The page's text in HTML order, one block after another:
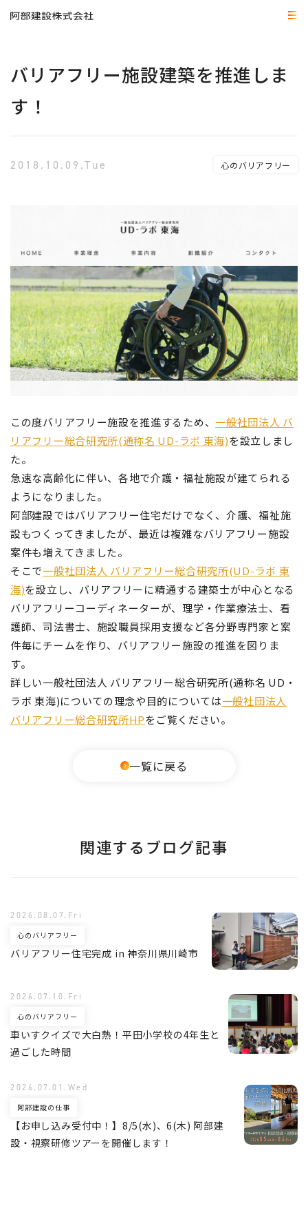
バリアフリー施設建築を推進しま
す！
2018.10.09.Tue 心のバリアフリー
この度バリアフリー施設を推進するため、 一般社団法人 バ
リアフリー総合研究所(通称名 UD-ラボ 東海)を設立しまし
た。
急速な高齢化に伴い、各地で介護・福祉施設が建てられる
ようになりました。
阿部建設ではバリアフリー住宅だけでなく、介護、福祉施
設もつくってきましたが、最近は複雑なバリアフリー施設
案件も増えてきました。
そこで一般社団法人 バリアフリー総合研究所(UD-ラボ 東
海)を設立し、バリアフリーに精通する建築士が中心となる
バリアフリーコーディネーターが、理学・作業療法士、看
護師、司法書士、施設職員採用支援など各分野専門家と案
件毎にチームを作り、バリアフリー施設の推進を図りま
す。
詳しい一般社団法人 バリアフリー総合研究所(通称名 UD・
ラボ 東海)についての理念や目的については一般社団法人
バリアフリー総合研究所HPをご覧ください。
一覧に戻る
関連するブログ記事
バリアフリー住宅完成 in 神奈川県川崎市
心のバリアフリー
2026.08.07.Fri
車いすクイズで大白熱！平田小学校の4年生と
過ごした時間
心のバリアフリー
2026.07.10.Fri
【お申し込み受付中！】8/5(水)、6(木) 阿部建
設・視察研修ツアーを開催します！
阿部建設の仕事
2026.07.01.Wed